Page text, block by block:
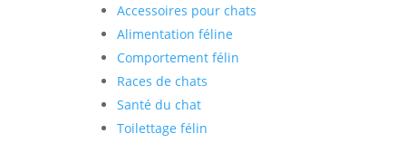
Accessoires pour chats
Alimentation féline
Comportement félin
Races de chats
Santé du chat
Toilettage félin